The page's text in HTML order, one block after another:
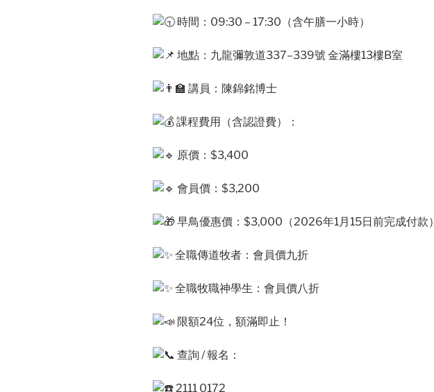
時間：09:30 – 17:30（含午膳一小時）
地點：九龍彌敦道337–339號 金滿樓13樓B室
講員：陳錦銘博士
課程費用（含認證費）：
原價：$3,400
會員價：$3,200
早鳥優惠價：$3,000（2026年1月15日前完成付款）
全職傳道牧者：會員價九折
全職牧職神學生：會員價八折
限額24位，額滿即止！
查詢 / 報名：
2111 0172